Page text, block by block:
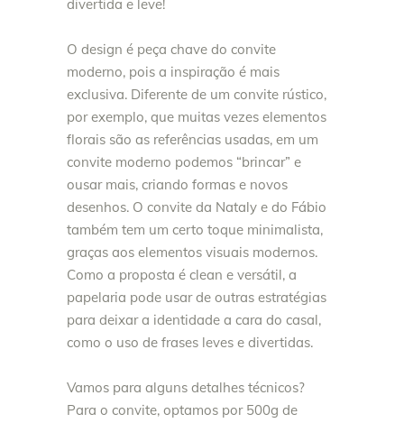
divertida e leve!
O design é peça chave do convite
moderno, pois a inspiração é mais
exclusiva. Diferente de um convite rústico,
por exemplo, que muitas vezes elementos
florais são as referências usadas, em um
convite moderno podemos “brincar” e
ousar mais, criando formas e novos
desenhos. O convite da Nataly e do Fábio
também tem um certo toque minimalista,
graças aos elementos visuais modernos.
Como a proposta é clean e versátil, a
papelaria pode usar de outras estratégias
para deixar a identidade a cara do casal,
como o uso de frases leves e divertidas.
Vamos para alguns detalhes técnicos?
Para o convite, optamos por 500g de